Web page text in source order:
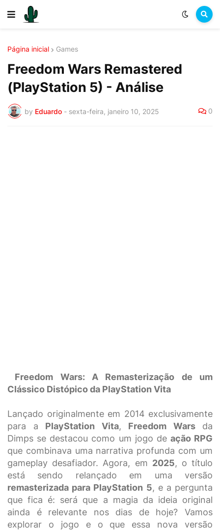
Página inicial Games
Freedom Wars Remastered
(PlayStation 5) - Análise
by Eduardo - sexta-feira, janeiro 10, 2025 0
Freedom Wars: A Remasterização de um
Clássico Distópico da PlayStation Vita
Lançado originalmente em 2014 exclusivamente
para a PlayStation Vita, Freedom Warsda
Dimps se destacou como um jogo de ação RPG
que combinava uma narrativa profunda com um
gameplay desafiador. Agora, em 2025, o título
está sendo relançado em uma versão
remasterizada para PlayStation 5, e a pergunta
que fica é: será que a magia da ideia original
ainda é relevante nos dias de hoje? Vamos
explorar o jogo e o que essa nova versão